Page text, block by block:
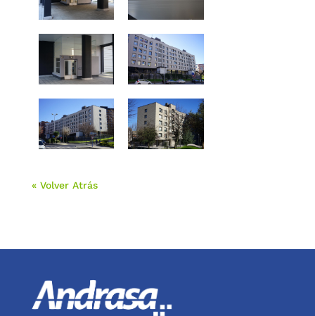
« Volver Atrás